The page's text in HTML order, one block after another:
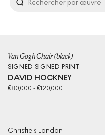
Van Gogh Chair (black)
SIGNED SIGNED PRINT
DAVID HOCKNEY
€80,000 -€120,000
Christie's London